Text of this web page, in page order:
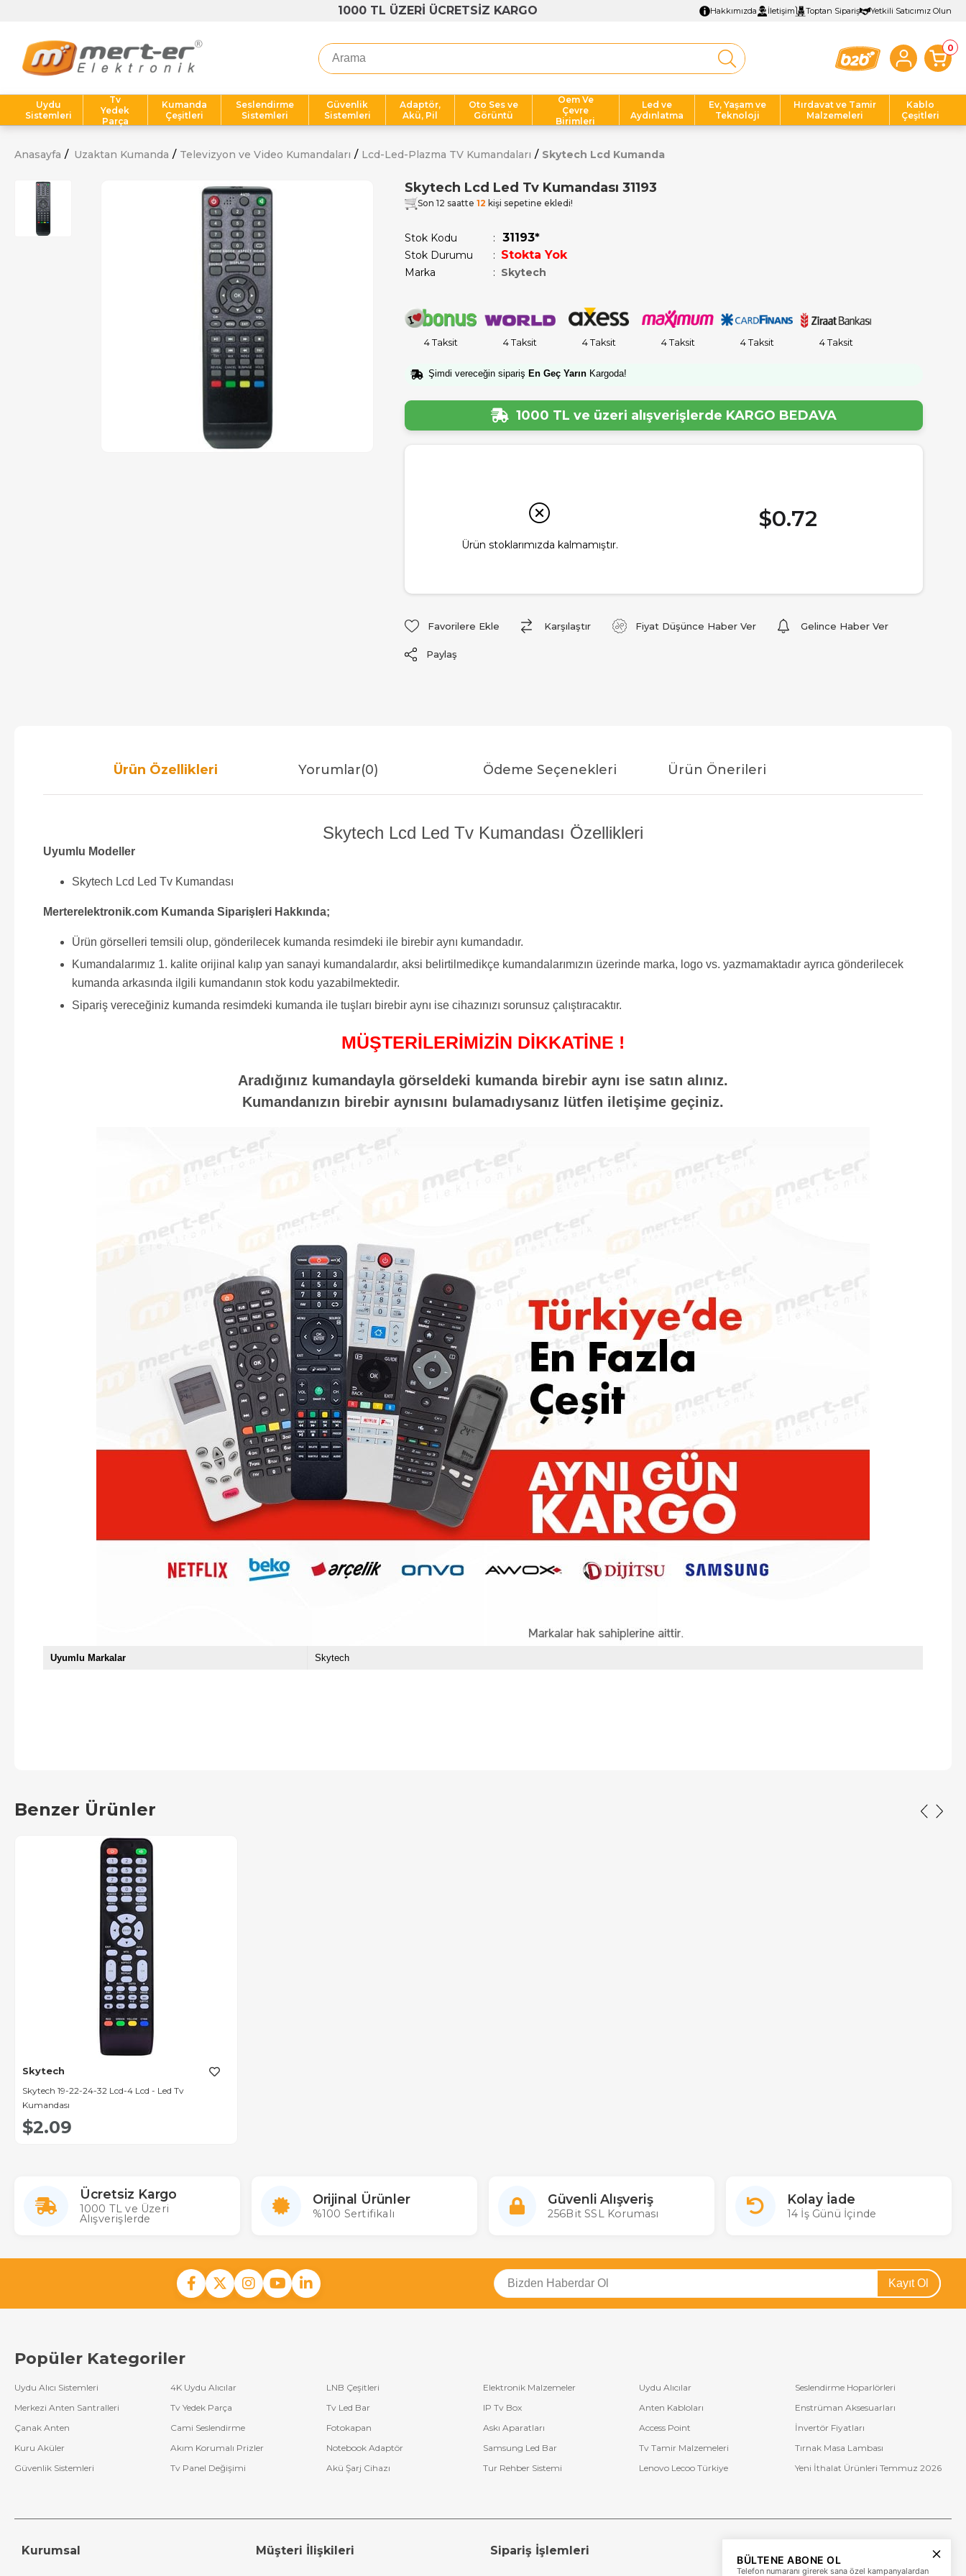
1000 TL ÜZERİ ÜCRETSİZ KARGO Hakkımızda İletişim Toptan Sipariş Yetkili Satıcımız Olun
0
Uydu
Sistemleri
Tv
Yedek
Parça
Kumanda
Çeşitleri
Seslendirme
Sistemleri
Güvenlik
Sistemleri
Adaptör,
Akü, Pil
Oto Ses ve
Görüntü
Oem Ve
Çevre
Birimleri
Led ve
Aydınlatma
Ev, Yaşam ve
Teknoloji
Hırdavat ve Tamir
Malzemeleri
Kablo
Çeşitleri
Anasayfa Uzaktan Kumanda Televizyon ve Video Kumandaları Lcd-Led-Plazma TV Kumandaları Skytech Lcd Kumanda
Skytech Lcd Led Tv Kumandası 31193
Son 12 saatte 12 kişi sepetine ekledi!
Stok Kodu 31193*
Stok Durumu : Stokta Yok
Marka : Skytech
4 Taksit 4 Taksit 4 Taksit 4 Taksit 4 Taksit 4 Taksit
Şimdi vereceğin sipariş En Geç Yarın Kargoda!
1000 TL ve üzeri alışverişlerde KARGO BEDAVA
Ürün stoklarımızda kalmamıştır.
$0.72
Favorilere Ekle Karşılaştır Fiyat Düşünce Haber Ver Gelince Haber Ver
Paylaş
Ürün Özellikleri Yorumlar(0) Ödeme Seçenekleri Ürün Önerileri
Skytech Lcd Led Tv Kumandası Özellikleri
Uyumlu Modeller
Skytech Lcd Led Tv Kumandası
Merterelektronik.com Kumanda Siparişleri Hakkında;
Ürün görselleri temsili olup, gönderilecek kumanda resimdeki ile birebir aynı kumandadır.
Kumandalarımız 1. kalite orijinal kalıp yan sanayi kumandalardır, aksi belirtilmedikçe kumandalarımızın üzerinde marka, logo vs. yazmamaktadır ayrıca gönderilecek
kumanda arkasında ilgili kumandanın stok kodu yazabilmektedir.
Sipariş vereceğiniz kumanda resimdeki kumanda ile tuşları birebir aynı ise cihazınızı sorunsuz çalıştıracaktır.
MÜŞTERİLERİMİZİN DİKKATİNE !
Aradığınız kumandayla görseldeki kumanda birebir aynı ise satın alınız.
Kumandanızın birebir aynısını bulamadıysanız lütfen iletişime geçiniz.
Uyumlu Markalar Skytech
Benzer Ürünler
Skytech
Skytech 19-22-24-32 Lcd-4 Lcd - Led Tv
Kumandası
$2.09
Ücretsiz Kargo
1000 TL ve Üzeri
Alışverişlerde
Orijinal Ürünler
%100 Sertifikalı
Güvenli Alışveriş
256Bit SSL Koruması
Kolay İade
14 İş Günü İçinde
Kayıt Ol
Popüler Kategoriler
Uydu Alıcı Sistemleri 4K Uydu Alıcılar LNB Çeşitleri Elektronik Malzemeler Uydu Alıcılar
Seslendirme Hoparlörleri
Merkezi Anten Santralleri
Tv Yedek Parça Tv Led Bar IP Tv Box Anten Kabloları
Enstrüman Aksesuarları
Çanak Anten
Cami Seslendirme Fotokapan Askı Aparatları Access Point
İnvertör Fiyatları
Kuru Aküler
Akım Korumalı Prizler Notebook Adaptör Samsung Led Bar Tv Tamir Malzemeleri
Tırnak Masa Lambası
Güvenlik Sistemleri
Tv Panel Değişimi Akü Şarj Cihazı Tur Rehber Sistemi Lenovo Lecoo Türkiye Yeni İthalat Ürünleri Temmuz 2026
Kurumsal Müşteri İlişkileri Sipariş İşlemleri
+90 (850) 473 08 08
BÜLTENE ABONE OL
Telefon numaranı girerek sana özel kampanyalardan